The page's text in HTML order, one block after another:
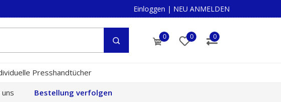
Einloggen | NEU ANMELDEN
0 0 0
Presshandtücher
Bestellung verfolgen